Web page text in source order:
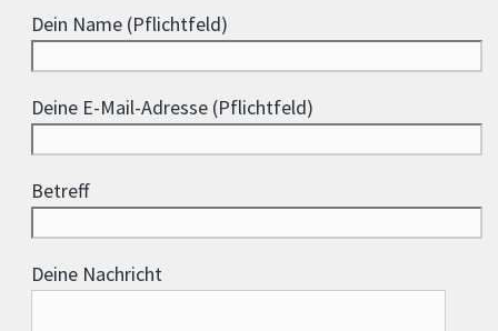
Dein Name (Pflichtfeld)
Deine E-Mail-Adresse (Pflichtfeld)
Betreff
Deine Nachricht